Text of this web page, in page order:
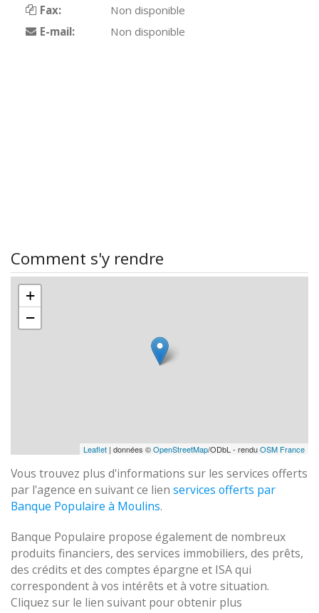
Fax:
Non disponible
E-mail:
Non disponible
Comment s'y rendre
+
−
Leaflet | données ©OpenStreetMap/ODbL - renduOSM France
Vous trouvez plus d'informations sur les services offerts
par l'agence en suivant ce lien services offerts par
Banque Populaire à Moulins.
Banque Populaire propose également de nombreux
produits financiers, des services immobiliers, des prêts,
des crédits et des comptes épargne et ISA qui
correspondent à vos intérêts et à votre situation.
Cliquez sur le lien suivant pour obtenir plus